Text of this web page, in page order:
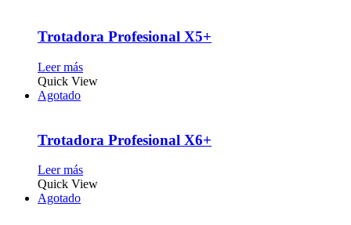
Trotadora Profesional X5+
Leer más
Quick View
Agotado
Trotadora Profesional X6+
Leer más
Quick View
Agotado